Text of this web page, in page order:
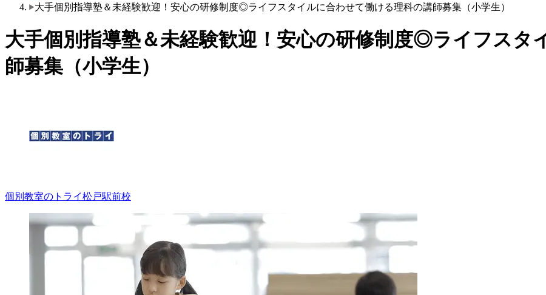
大手個別指導塾＆未経験歓迎！安心の研修制度◎ライフスタイルに合わせて働ける理科の講師募集（小学生）
大手個別指導塾＆未経験歓迎！安心の研修制度◎ライフスタ
師募集（小学生）
個別教室のトライ松戸駅前校